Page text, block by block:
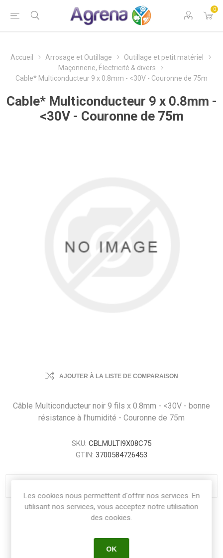
0
Accueil Arrosage et Outillage
Outillage et petit matériel
Maçonnerie, Électricité & divers
Cable* Multiconducteur 9 x 0.8mm - <30V - Couronne de 75m
Cable* Multiconducteur 9 x 0.8mm -
<30V - Couronne de 75m
AJOUTER À LA LISTE DE COMPARAISON
Câble Multiconducteur noir 9 fils x 0.8mm - <30V - bonne
résistance à l'humidité - Couronne de 75m
SKU: CBLMULTI9X08C75
GTIN: 3700584726453
Share:
Les cookies nous permettent d'offrir nos services. En
utilisant nos services, vous acceptez notre utilisation
des cookies.
OK